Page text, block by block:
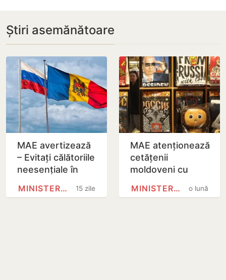
Știri asemănătoare
MAE avertizează
– Evitați călătoriile
neesențiale în
moldoveni riscă15 zile
MINISTERUL AFACERILOR EXTERNE
MAE atenționează
cetățenii
moldoveni cu
de călătorie îno lună
MINISTERUL AFACERILOR EXTERNE